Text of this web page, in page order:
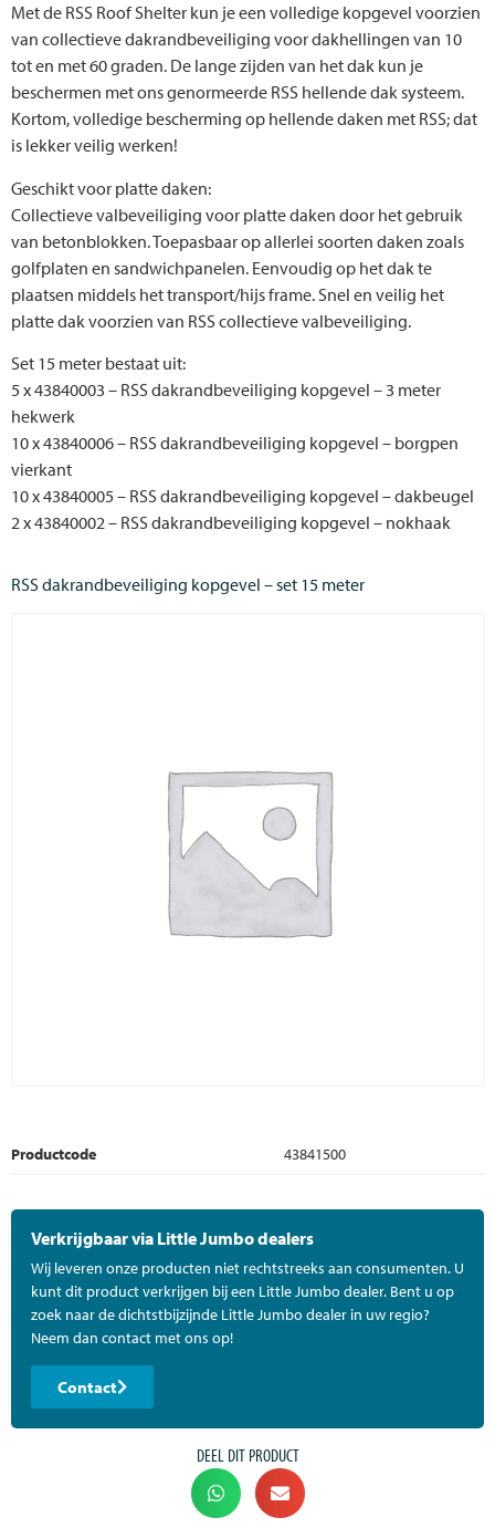
Met de RSS Roof Shelter kun je een volledige kopgevel voorzien
van collectieve dakrandbeveiliging voor dakhellingen van 10
tot en met 60 graden. De lange zijden van het dak kun je
beschermen met ons genormeerde RSS hellende dak systeem.
Kortom, volledige bescherming op hellende daken met RSS; dat
is lekker veilig werken!
Geschikt voor platte daken:
Collectieve valbeveiliging voor platte daken door het gebruik
van betonblokken. Toepasbaar op allerlei soorten daken zoals
golfplaten en sandwichpanelen. Eenvoudig op het dak te
plaatsen middels het transport/hijs frame. Snel en veilig het
platte dak voorzien van RSS collectieve valbeveiliging.
Set 15 meter bestaat uit:
5 x 43840003 – RSS dakrandbeveiliging kopgevel – 3 meter
hekwerk
10 x 43840006 – RSS dakrandbeveiliging kopgevel – borgpen
vierkant
10 x 43840005 – RSS dakrandbeveiliging kopgevel – dakbeugel
2 x 43840002 – RSS dakrandbeveiliging kopgevel – nokhaak
RSS dakrandbeveiliging kopgevel – set 15 meter
Productcode 43841500
Verkrijgbaar via Little Jumbo dealers
Wij leveren onze producten niet rechtstreeks aan consumenten. U
kunt dit product verkrijgen bij een Little Jumbo dealer. Bent u op
zoek naar de dichtstbijzijnde Little Jumbo dealer in uw regio?
Neem dan contact met ons op!
Contact
DEEL DIT PRODUCT